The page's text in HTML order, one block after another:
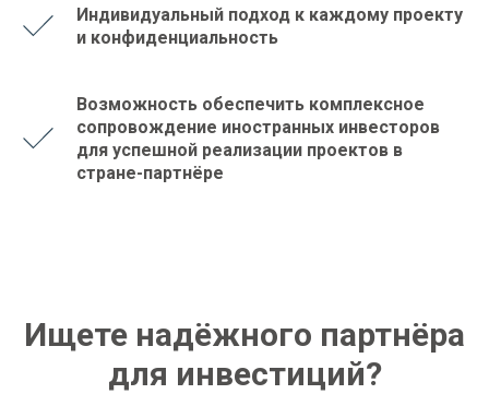
Индивидуальный подход к каждому проекту
и конфиденциальность
Возможность обеспечить комплексное
сопровождение иностранных инвесторов
для успешной реализации проектов в
стране-партнёре
Ищете надёжного партнёра
для инвестиций?